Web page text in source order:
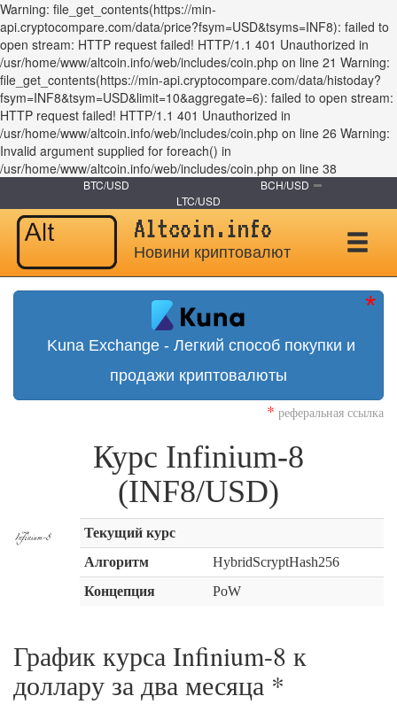
Warning: file_get_contents(https://min-
api.cryptocompare.com/data/price?fsym=USD&tsyms=INF8): failed to
open stream: HTTP request failed! HTTP/1.1 401 Unauthorized in
/usr/home/www/altcoin.info/web/includes/coin.php on line 21 Warning:
file_get_contents(https://min-api.cryptocompare.com/data/histoday?
fsym=INF8&tsym=USD&limit=10&aggregate=6): failed to open stream:
HTTP request failed! HTTP/1.1 401 Unauthorized in
/usr/home/www/altcoin.info/web/includes/coin.php on line 26 Warning:
Invalid argument supplied for foreach() in
/usr/home/www/altcoin.info/web/includes/coin.php on line 38
BTC/USD
BCH/USD
LTC/USD
Altcoin.info
Новини криптовалют
Kuna Exchange - Легкий способ покупки и
продажи криптовалюты
* реферальная ссылка
Курс Infinium-8
(INF8/USD)
Текущий курс
Алгоритм
HybridScryptHash256
Концепция
PoW
График курса Infinium-8 к
доллару за два месяца *